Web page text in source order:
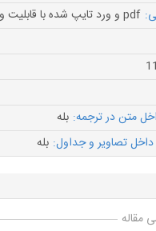
pdf و ورد تایپ شده با قابلیت ویرایش
متن در ترجمه: بله
تصاویر و جداول: بله
مقاله